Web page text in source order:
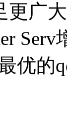
广
优的